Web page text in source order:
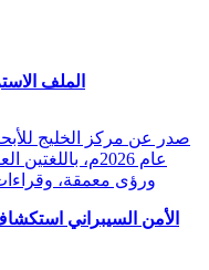
الملف
صدر عن مركز الخليج
عام 2026م،
ورؤى معمقة،
الأمن السيبراني استكشاف